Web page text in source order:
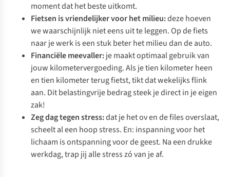
moment dat het beste uitkomt.
Fietsen is vriendelijker voor het milieu:deze hoeven
we waarschijnlijk niet eens uit te leggen. Op de fiets
naar je werk is een stuk beter het milieu dan de auto.
Financiële meevaller:je maakt optimaal gebruik van
jouw kilometervergoeding. Als je tien kilometer heen
en tien kilometer terug fietst, tikt dat wekelijks flink
aan. Dit belastingvrije bedrag steek je direct in je eigen
zak!
Zeg dag tegen stress:dat je het ov en de files overslaat,
scheelt al een hoop stress. En: inspanning voor het
lichaam is ontspanning voor de geest. Na een drukke
werkdag, trap jij alle stress zó van je af.